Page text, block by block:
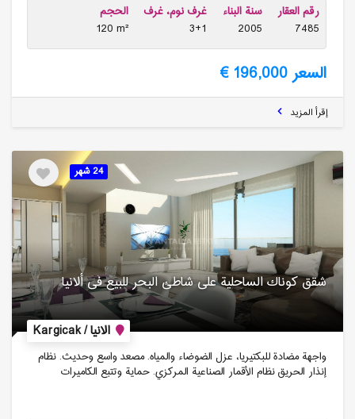
رقم العقار
7485
سنة البناء
2005
غرف نوم، غرف
3+1
الحجم
120 m²
السعر 196,000 €
إقرأ المزيد
24 شهر
شقق كوناك الساحلیة على شاطئ البحر للبیع فی ألانیا
الانيا / Kargicak
واجهة مضادة للبكتيريا، عزل الضوضاء والمياه. مصعد واسع وحديث. نظام
إنذار الحريق نظام الأقمار الصناعية المركزي. حماية وتتبع الكاميرات